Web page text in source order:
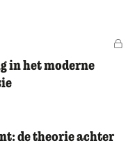
in het moderne
de theorie achter